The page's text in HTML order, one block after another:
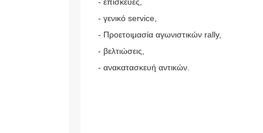
- επισκευές,
- γενικό service,
- Προετοιμασία αγωνιστικών rally,
- βελτιώσεις,
- ανακατασκευή αντικών.